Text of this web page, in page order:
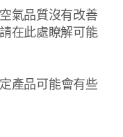
氣品質沒有改善
在此處瞭解可能
產品可能會有些